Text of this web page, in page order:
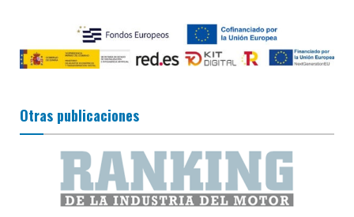
Otras publicaciones